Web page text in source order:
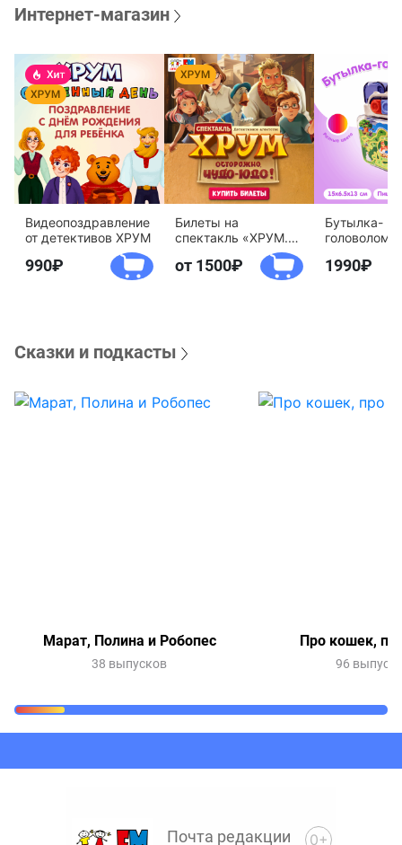
Интернет-магазин
Видеопоздравление
от детективов ХРУМ
990
Билеты на
спектакль «ХРУМ.
Осторожно, Чудо-
Юдо!»
от 1500
Бутылка-
агентство
1990
Сказки и подкасты
Марат, Полина и Робопес
38 выпусков
Про кошек,
96
Почта редакции 0+